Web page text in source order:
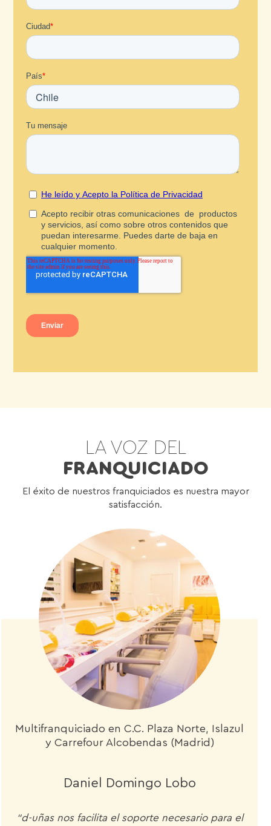
LA VOZ DEL
FRANQUICIADO
El éxito de nuestros franquiciados es nuestra mayor
satisfacción.
Multifranquiciado en C.C. Plaza Norte, Islazul
y Carrefour Alcobendas (Madrid)
Daniel Domingo Lobo
“d-uñas nos facilita el soporte necesario para el